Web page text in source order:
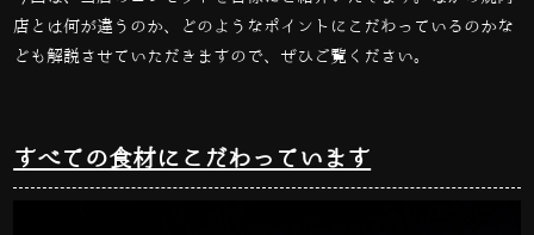
店とは何が違うのか、どのようなポイントにこだわっているのかな
ども解説させていただきますので、ぜひご覧ください。
すべての食材にこだわっています